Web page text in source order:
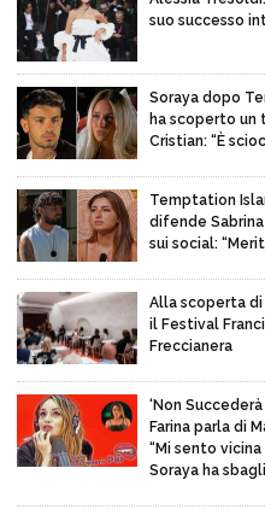
suo successo
Soraya dopo
ha scoperto un
Cristian: “È
Temptation
difende
sui social:
Alla scoperta
il Festival
Freccianera
‘Non Succederà
Farina parla di
“Mi sento vicina
Soraya ha